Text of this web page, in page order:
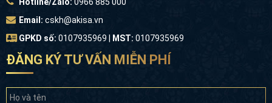
Email: cskh@akisa.vn
GPKD số: 0107935969 | MST: 0107935969
ĐĂNG KÝ TƯ VẤN MIỄN PHÍ